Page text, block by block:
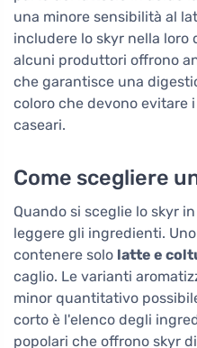
una minore sensibilità al
includere lo skyr nella loro
alcuni produttori offrono
che garantisce una
coloro che devono
caseari.
Come scegliere
Quando si sceglie lo skyr
leggere gli ingredienti.
contenere solo latte e
caglio. Le varianti
minor quantitativo
corto è l'elenco degli
popolari che offrono skyr